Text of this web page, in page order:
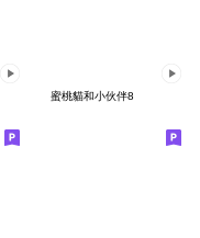
蜜桃貓和小伙伴8